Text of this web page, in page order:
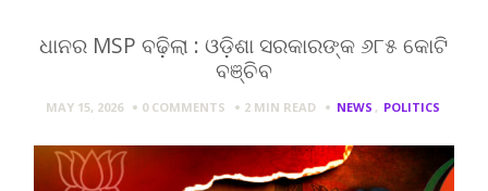
ଧାନର MSP ବଢ଼ିଲା : ଓଡ଼ିଶା ସରକାରଙ୍କ ୬୮୫ କୋଟି
ବଞ୍ଚିବ
MAY 15, 2026 0 COMMENTS 2 MIN READ NEWS , POLITICS